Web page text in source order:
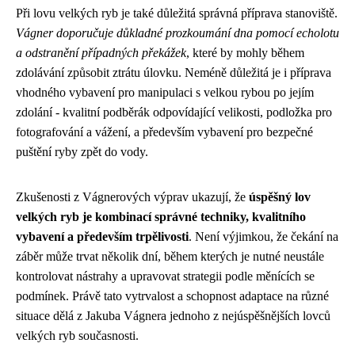
Při lovu velkých ryb je také důležitá správná příprava stanoviště.
Vágner doporučuje důkladné prozkoumání dna pomocí echolotu
a odstranění případných překážek, které by mohly během
zdolávání způsobit ztrátu úlovku. Neméně důležitá je i příprava
vhodného vybavení pro manipulaci s velkou rybou po jejím
zdolání - kvalitní podběrák odpovídající velikosti, podložka pro
fotografování a vážení, a především vybavení pro bezpečné
puštění ryby zpět do vody.
Zkušenosti z Vágnerových výprav ukazují, že úspěšný lov
velkých ryb je kombinací správné techniky, kvalitního
vybavení a především trpělivosti. Není výjimkou, že čekání na
záběr může trvat několik dní, během kterých je nutné neustále
kontrolovat nástrahy a upravovat strategii podle měnících se
podmínek. Právě tato vytrvalost a schopnost adaptace na různé
situace dělá z Jakuba Vágnera jednoho z nejúspěšnějších lovců
velkých ryb současnosti.